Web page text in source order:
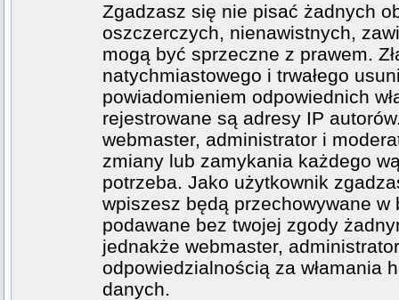
Zgadzasz się nie pisać żadnych
oszczerczych, nienawistnych,
mogą być sprzeczne z prawem.
natychmiastowego i trwałego
powiadomieniem odpowiednich
rejestrowane są adresy IP
webmaster, administrator i
zmiany lub zamykania każdego
potrzeba. Jako użytkownik
wpiszesz będą przechowywane
podawane bez twojej zgody
jednakże webmaster,
odpowiedzialnością za włamania
danych.